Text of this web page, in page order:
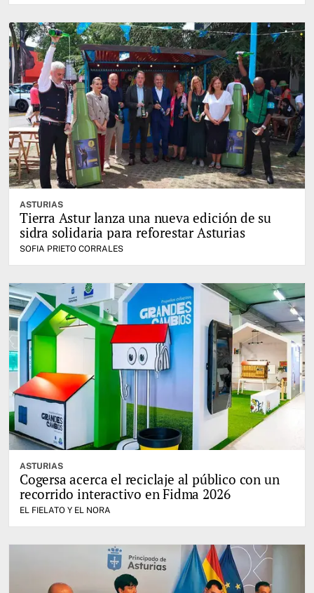
ASTURIAS
Tierra Astur lanza una nueva edición de su
sidra solidaria para reforestar Asturias
SOFIA PRIETO CORRALES
ASTURIAS
Cogersa acerca el reciclaje al público con un
recorrido interactivo en Fidma 2026
EL FIELATO Y EL NORA